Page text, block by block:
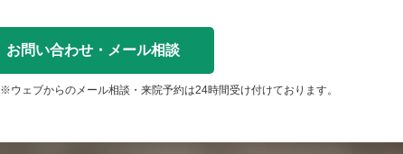
お問い合わせ・メール相談
※ウェブからのメール相談・来院予約は24時間受け付けております。